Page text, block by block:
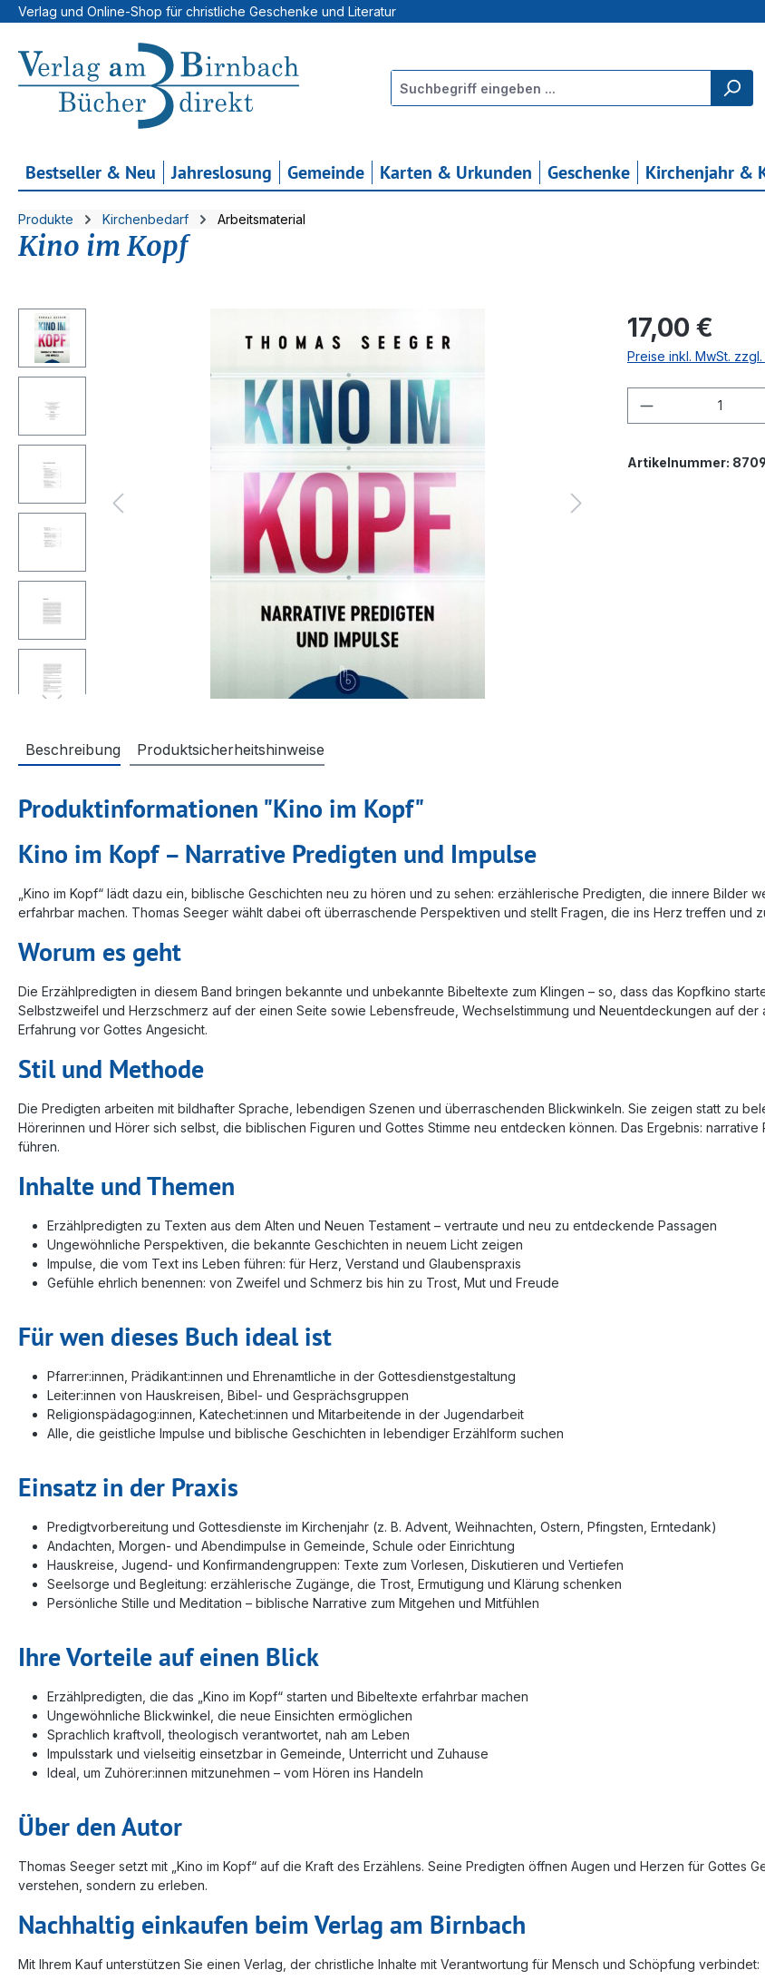
Hauptinhalt springen
Zur Suche springen
Zur Hauptnavigation springen
Verlag und Online-Shop für christliche Geschenke und Literatur
Bestseller & Neu Jahreslosung Gemeinde Karten & Urkunden Geschenke Kirchenjahr &
Produkte Kirchenbedarf Arbeitsmaterial
Kino im Kopf
Bildergalerie überspringen Regulärer Preis:
17,00 €
Preise inkl. MwSt.
Produkt
Artikelnummer:
Beschreibung Produktsicherheitshinweise
Produktinformationen "Kino im Kopf"
Kino im Kopf – Narrative Predigten und Impulse
„Kino im Kopf“ lädt dazu ein, biblische Geschichten neu zu hören und zu sehen: erzählerische Predigten, die innere Bilder
erfahrbar machen. Thomas Seeger wählt dabei oft überraschende Perspektiven und stellt Fragen, die ins Herz treffen und
Worum es geht
Die Erzählpredigten in diesem Band bringen bekannte und unbekannte Bibeltexte zum Klingen – so, dass das Kopfkino
Selbstzweifel und Herzschmerz auf der einen Seite sowie Lebensfreude, Wechselstimmung und Neuentdeckungen auf
Erfahrung vor Gottes Angesicht.
Stil und Methode
Die Predigten arbeiten mit bildhafter Sprache, lebendigen Szenen und überraschenden Blickwinkeln. Sie zeigen statt zu
Hörerinnen und Hörer sich selbst, die biblischen Figuren und Gottes Stimme neu entdecken können. Das Ergebnis:
führen.
Inhalte und Themen
Erzählpredigten zu Texten aus dem Alten und Neuen Testament – vertraute und neu zu entdeckende Passagen
Ungewöhnliche Perspektiven, die bekannte Geschichten in neuem Licht zeigen
Impulse, die vom Text ins Leben führen: für Herz, Verstand und Glaubenspraxis
Gefühle ehrlich benennen: von Zweifel und Schmerz bis hin zu Trost, Mut und Freude
Für wen dieses Buch ideal ist
Pfarrer:innen, Prädikant:innen und Ehrenamtliche in der Gottesdienstgestaltung
Leiter:innen von Hauskreisen, Bibel- und Gesprächsgruppen
Religionspädagog:innen, Katechet:innen und Mitarbeitende in der Jugendarbeit
Alle, die geistliche Impulse und biblische Geschichten in lebendiger Erzählform suchen
Einsatz in der Praxis
Predigtvorbereitung und Gottesdienste im Kirchenjahr (z. B. Advent, Weihnachten, Ostern, Pfingsten, Erntedank)
Andachten, Morgen- und Abendimpulse in Gemeinde, Schule oder Einrichtung
Hauskreise, Jugend- und Konfirmandengruppen: Texte zum Vorlesen, Diskutieren und Vertiefen
Seelsorge und Begleitung: erzählerische Zugänge, die Trost, Ermutigung und Klärung schenken
Persönliche Stille und Meditation – biblische Narrative zum Mitgehen und Mitfühlen
Ihre Vorteile auf einen Blick
Erzählpredigten, die das „Kino im Kopf“ starten und Bibeltexte erfahrbar machen
Ungewöhnliche Blickwinkel, die neue Einsichten ermöglichen
Sprachlich kraftvoll, theologisch verantwortet, nah am Leben
Impulsstark und vielseitig einsetzbar in Gemeinde, Unterricht und Zuhause
Ideal, um Zuhörer:innen mitzunehmen – vom Hören ins Handeln
Über den Autor
Thomas Seeger setzt mit „Kino im Kopf“ auf die Kraft des Erzählens. Seine Predigten öffnen Augen und Herzen für Gottes
verstehen, sondern zu erleben.
Nachhaltig einkaufen beim Verlag am Birnbach
Mit Ihrem Kauf unterstützen Sie einen Verlag, der christliche Inhalte mit Verantwortung für Mensch und Schöpfung verbindet: